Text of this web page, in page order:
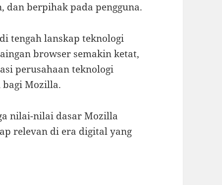
dan berpihak pada pengguna.
tengah lanskap teknologi
browser semakin ketat,
perusahaan teknologi
Mozilla.
nilai-nilai dasar Mozilla
relevan di era digital yang